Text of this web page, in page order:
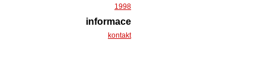
1998
informace
kontakt